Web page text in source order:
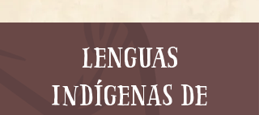
lenguas
indígenas de